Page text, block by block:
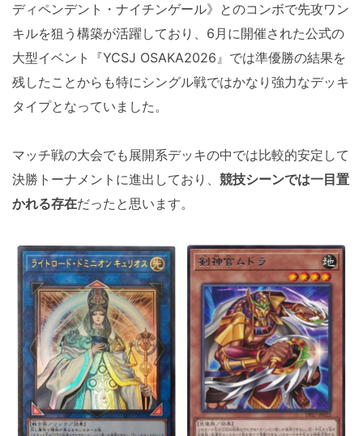
ディペンデント・ナイチンゲール》とのコンボで先攻ワン
キルを狙う構築が活躍しており、6月に開催された公式の
大型イベント『YCSJ OSAKA2026』では準優勝の結果を
残したことからも特にシングル戦ではかなり強力なデッキ
タイプとなっていました。
マッチ戦の大会でも展開系デッキの中では比較的安定して
決勝トーナメントに進出しており、 競技シーンでは一目置
かれる存在だったと思います。